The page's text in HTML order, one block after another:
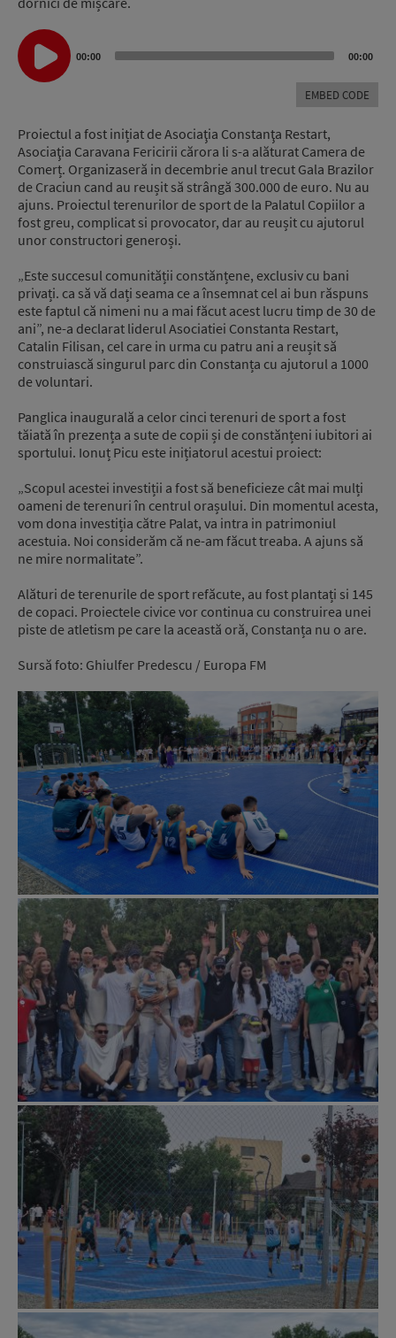
Audio
Player
00:00 00:00
EMBED CODE
Proiectul a fost inițiat de Asociaţia Constanţa Restart,
Asociaţia Caravana Fericirii cărora li s-a alăturat Camera de
Comerț. Organizaseră in decembrie anul trecut Gala Brazilor
de Craciun cand au reușit să strângă 300.000 de euro. Nu au
ajuns. Proiectul terenurilor de sport de la Palatul Copiilor a
fost greu, complicat si provocator, dar au reușit cu ajutorul
unor constructori generoși.
„Este succesul comunității constănțene, exclusiv cu bani
privați. ca să vă dați seama ce a însemnat cel ai bun răspuns
este faptul că nimeni nu a mai făcut acest lucru timp de 30 de
ani”, ne-a declarat liderul Asociatiei Constanta Restart,
Catalin Filisan, cel care in urma cu patru ani a reușit să
construiască singurul parc din Constanța cu ajutorul a 1000
de voluntari.
Panglica inaugurală a celor cinci terenuri de sport a fost
tăiată în prezența a sute de copii și de constănțeni iubitori ai
sportului. Ionuț Picu este inițiatorul acestui proiect:
„Scopul acestei investiții a fost să beneficieze cât mai mulți
oameni de terenuri în centrul orașului. Din momentul acesta,
vom dona investiția către Palat, va intra in patrimoniul
acestuia. Noi considerăm că ne-am făcut treaba. A ajuns să
ne mire normalitate”.
Alături de terenurile de sport refăcute, au fost plantați si 145
de copaci. Proiectele civice vor continua cu construirea unei
piste de atletism pe care la această oră, Constanța nu o are.
Sursă foto: Ghiulfer Predescu / Europa FM